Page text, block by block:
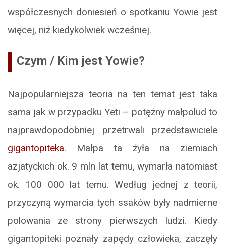
współczesnych doniesień o spotkaniu Yowie jest
więcej, niż kiedykolwiek wcześniej.
Czym / Kim jest Yowie?
Najpopularniejsza teoria na ten temat jest taka
sama jak w przypadku Yeti – potężny małpolud to
najprawdopodobniej przetrwali przedstawiciele
gigantopiteka. Małpa ta żyła na ziemiach
azjatyckich ok. 9 mln lat temu, wymarła natomiast
ok. 100 000 lat temu. Według jednej z teorii,
przyczyną wymarcia tych ssaków były nadmierne
polowania ze strony pierwszych ludzi. Kiedy
gigantopiteki poznały zapędy człowieka, zaczęły